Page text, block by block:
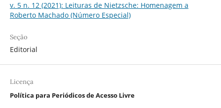
v. 5 n. 12 (2021): Leituras de Nietzsche: Homenagem a
Roberto Machado (Número Especial)
Seção
Editorial
Licença
Política para Periódicos de Acesso Livre